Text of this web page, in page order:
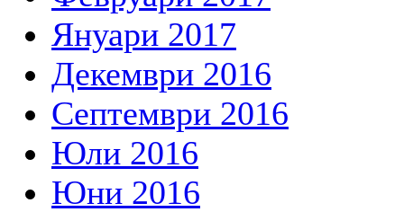
Януари 2017
Декември 2016
Септември 2016
Юли 2016
Юни 2016